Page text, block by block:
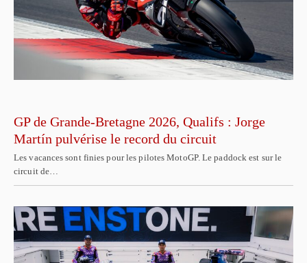
GP de Grande-Bretagne 2026, Qualifs : Jorge
Martín pulvérise le record du circuit
Les vacances sont finies pour les pilotes MotoGP. Le paddock est sur le
circuit de…